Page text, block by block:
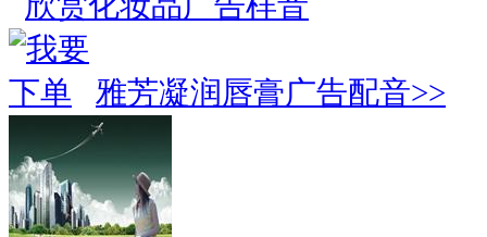
雅芳凝润唇膏广告配音>>